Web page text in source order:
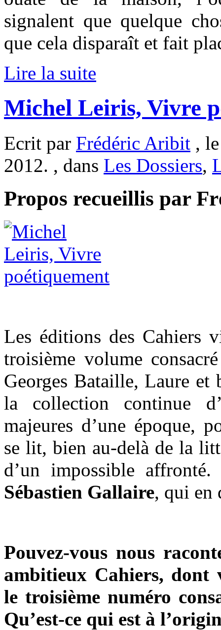
signalent que quelque
que cela disparaît et fait
Lire la suite
Michel Leiris, Vivre
Ecrit par Frédéric Aribit ,
2012. , dans Les Dossiers,
Propos recueillis par
Les éditions des Cahiers
troisième volume
Georges Bataille, Laure
la collection continue
majeures d’une époque,
se lit, bien au-delà de la
d’un impossible
Sébastien Gallaire, qui en
Pouvez-vous nous
ambitieux Cahiers, dont
le troisième numéro
Qu’est-ce qui est à